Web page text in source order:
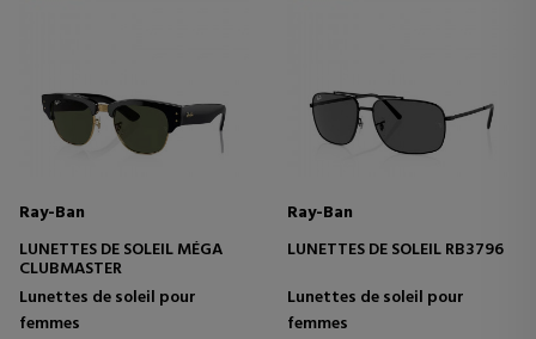
Ray-Ban
LUNETTES DE SOLEIL MÉGA
CLUBMASTER
Lunettes de soleil pour
femmes
Ray-Ban
LUNETTES DE SOLEIL RB3796
Lunettes de soleil pour
femmes